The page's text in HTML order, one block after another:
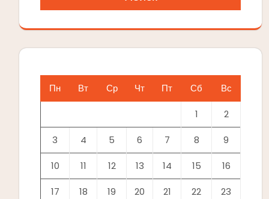
Пн Вт Ср Чт Пт Сб Вс
1 2
3 4 5 6 7 8 9
10 11 12 13 14 15 16
17 18 19 20 21 22 23